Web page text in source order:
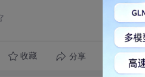
收藏 分享 转发到